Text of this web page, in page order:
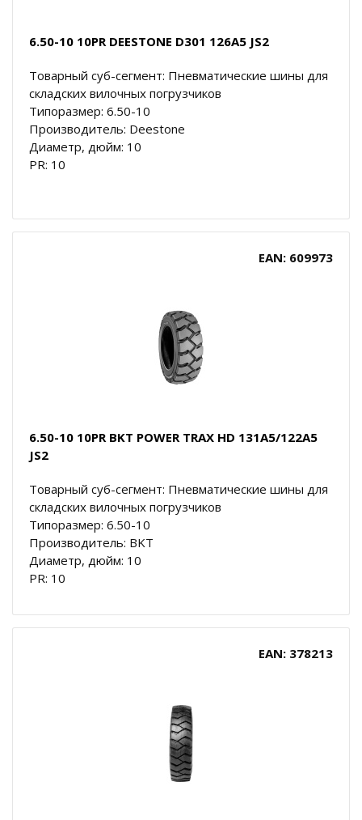
6.50-10 10PR DEESTONE D301 126A5 JS2
Товарный суб-сегмент: Пневматические шины для
складских вилочных погрузчиков
Типоразмер: 6.50-10
Производитель: Deestone
Диаметр, дюйм: 10
PR: 10
EAN: 609973
6.50-10 10PR BKT POWER TRAX HD 131A5/122A5
JS2
Товарный суб-сегмент: Пневматические шины для
складских вилочных погрузчиков
Типоразмер: 6.50-10
Производитель: BKT
Диаметр, дюйм: 10
PR: 10
EAN: 378213